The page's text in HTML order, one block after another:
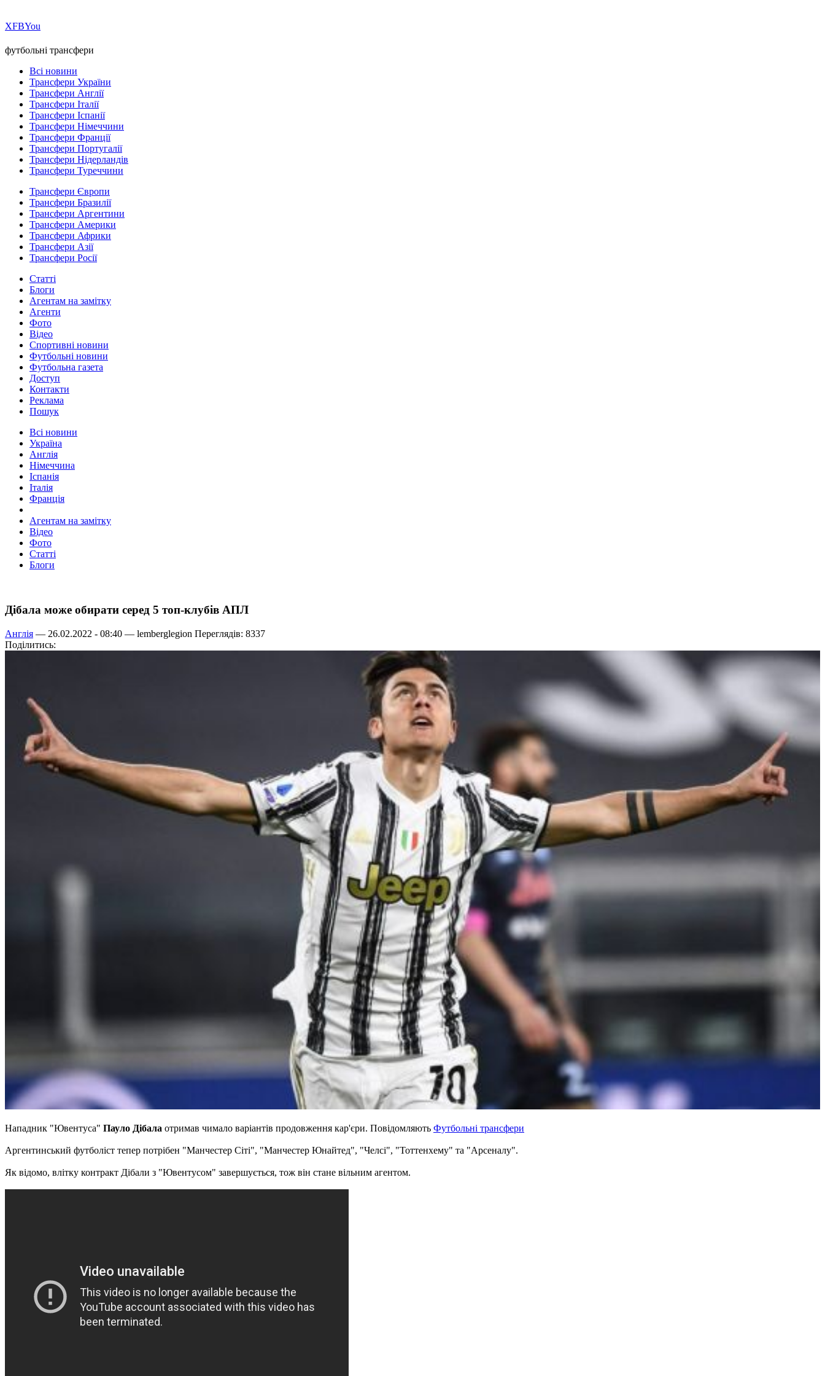
ХFBYou
футбольні трансфери
Всі новини
Трансфери України
Трансфери Англії
Трансфери Італії
Трансфери Іспанії
Трансфери Німеччини
Трансфери Франції
Трансфери Португалії
Трансфери Нідерландів
Трансфери Туреччини
Трансфери Європи
Трансфери Бразилії
Трансфери Аргентини
Трансфери Америки
Трансфери Африки
Трансфери Азії
Трансфери Росії
Статті
Блоги
Агентам на замітку
Агенти
Фото
Відео
Спортивні новини
Футбольні новини
Футбольна газета
Доступ
Контакти
Реклама
Пошук
Всі новини
Україна
Англія
Німеччина
Іспанія
Італія
Франція
Агентам на замітку
Відео
Фото
Статті
Блоги
Дібала може обирати серед 5 топ-клубів АПЛ
Англія — 26.02.2022 - 08:40 — lemberglegion Переглядів: 8337
Поділитись:
Нападник "Ювентуса" Пауло Дібала отримав чимало варіантів продовження кар'єри. Повідомляють Футбольні трансфери
Аргентинський футболіст тепер потрібен "Манчестер Сіті", "Манчестер Юнайтед", "Челсі", "Тоттенхему" та "Арсеналу".
Як відомо, влітку контракт Дібали з "Ювентусом" завершується, тож він стане вільним агентом.